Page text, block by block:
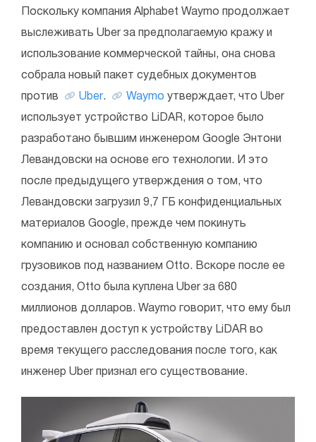
Поскольку компания Alphabet Waymo продолжает
выслеживать Uber за предполагаемую кражу и
использование коммерческой тайны, она снова
собрала новый пакет судебных документов
против Uber. Waymo утверждает, что Uber
использует устройство LiDAR, которое было
разработано бывшим инженером Google Энтони
Левандовски на основе его технологии. И это
после предыдущего утверждения о том, что
Левандовски загрузил 9,7 ГБ конфиденциальных
материалов Google, прежде чем покинуть
компанию и основал собственную компанию
грузовиков под названием Otto. Вскоре после ее
создания, Otto была куплена Uber за 680
миллионов долларов. Waymo говорит, что ему был
предоставлен доступ к устройству LiDAR во
время текущего расследования после того, как
инженер Uber признал его существование.